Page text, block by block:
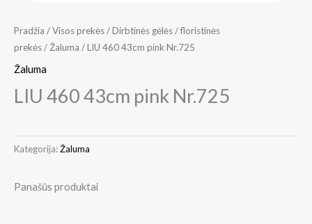
Pradžia /Visos prekės/Dirbtinės gėlės / floristinės
prekės/ Žaluma / LIU 460 43cm pink Nr.725
Žaluma
LIU 460 43cm pink Nr.725
Kategorija:Žaluma
Panašūs produktai